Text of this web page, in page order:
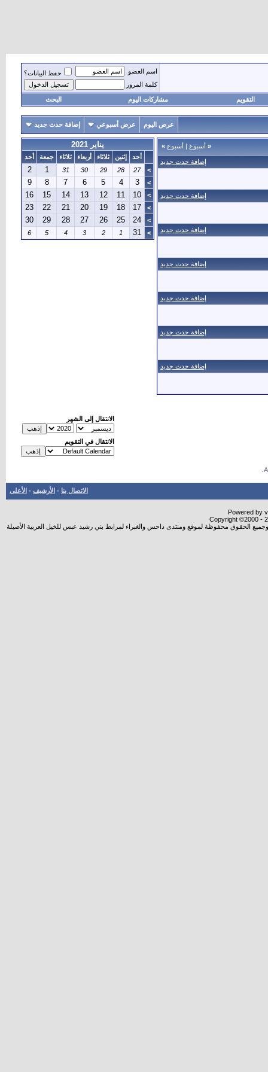
اسم العضو
حفظ البيانات؟
كلمة المرور
التقويم مشاركات اليوم البحث
عرض اليوم عرض أسبوعي إضافة حدث جديد
« أسبوع | أسبوع »
إضافة حدث جديد
إضافة حدث جديد
إضافة حدث جديد
إضافة حدث جديد
إضافة حدث جديد
إضافة حدث جديد
إضافة حدث جديد
يناير 2021
أحد إثنين ثلاثاء أربعاء ثلاثاء جمعة
أحد
>
27
28
29
30
31
1
2
>
3
4
5
6
7
8
9
>
10
11
12
13
14
15
16
>
17
18
19
20
21
22
23
>
24
25
26
27
28
29
30
>
31
1
2
3
4
5
6
الانتقال إلى الشهر
الانتقال في التقويم
الاتصال بنا - الأرشيف - الأعلى
Powered by
Copyright ©2000 -
الحقوق محفوظة لموقع ومنتدى داحس والغبراء لمرابط بني رشيد عبس للخيل العربية الأصيلة